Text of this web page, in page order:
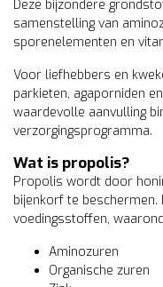
Deze bijzondere
samenstelling van
sporenelementen en
Voor liefhebbers en
parkieten, agaporniden
waardevolle aanvulling
verzorgingsprogramma.
Wat is propolis?
Propolis wordt door
bijenkorf te
voedingsstoffen,
Aminozuren
Organische zuren